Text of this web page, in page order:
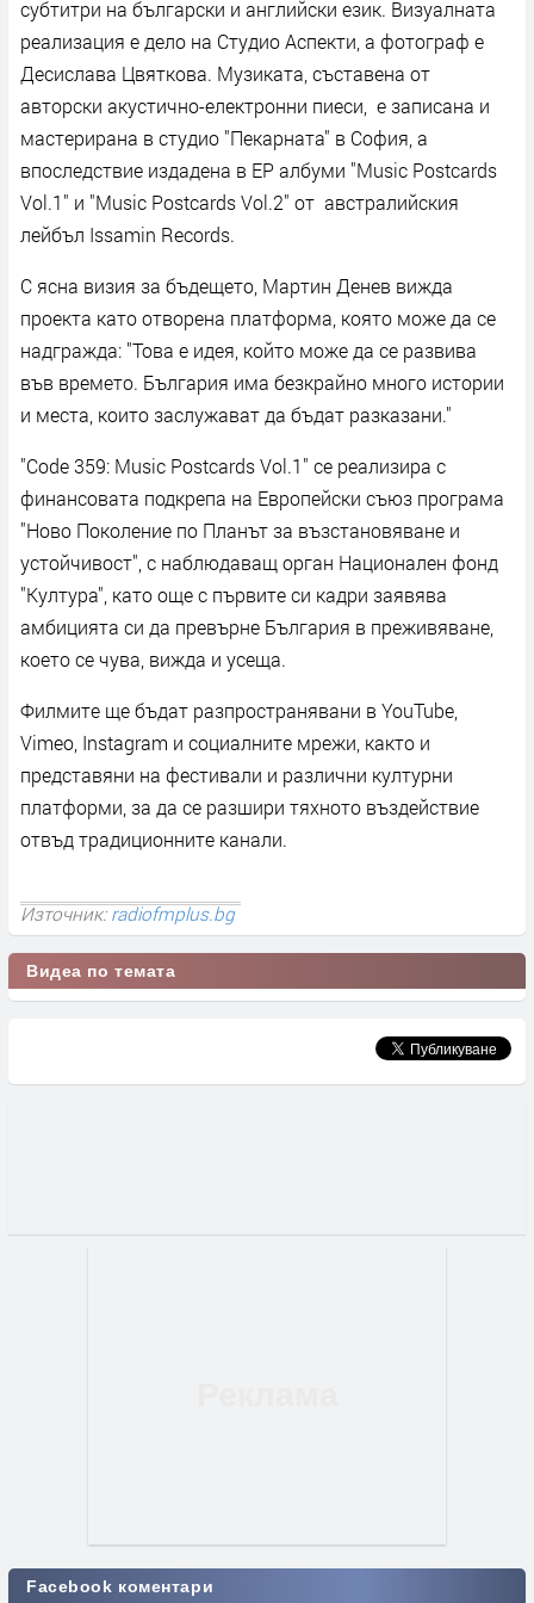
субтитри на български и английски език. Визуалната
реализация е дело на Студио Аспекти, а фотограф е
Десислава Цвяткова. Музиката, съставена от
авторски акустично-електронни пиеси, е записана и
мастерирана в студио "Пекарната" в София, а
впоследствие издадена в EP албуми "Music Postcards
Vol.1" и "Music Postcards Vol.2" от австралийския
лейбъл Issamin Records.
С ясна визия за бъдещето, Мартин Денев вижда
проекта като отворена платформа, която може да се
надгражда: "Това е идея, който може да се развива
във времето. България има безкрайно много истории
и места, които заслужават да бъдат разказани."
"Code 359: Music Postcards Vol.1" се реализира с
финансовата подкрепа на Европейски съюз програма
"Ново Поколение по Планът за възстановяване и
устойчивост", с наблюдаващ орган Национален фонд
"Култура", като още с първите си кадри заявява
амбицията си да превърне България в преживяване,
което се чува, вижда и усеща.
Филмите ще бъдат разпространявани в YouTube,
Vimeo, Instagram и социалните мрежи, както и
представяни на фестивали и различни културни
платформи, за да се разшири тяхното въздействие
отвъд традиционните канали.
Източник:radiofmplus.bg
Видеа по темата
Facebook коментари